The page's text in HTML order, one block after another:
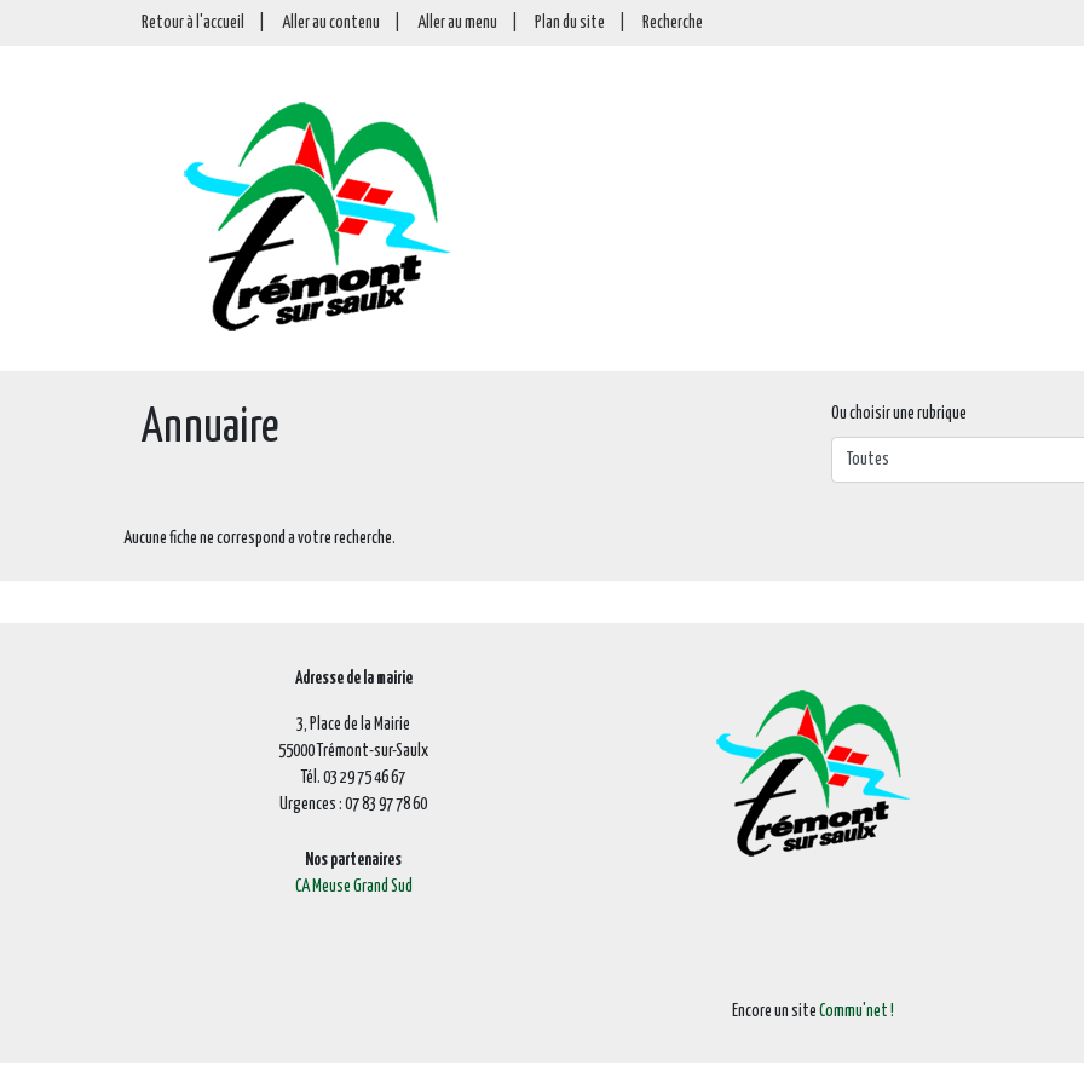
Retour à l'accueil Aller au contenu Aller au menu Plan du site Recherche
Annuaire Ou choisir une rubrique
Aucune fiche ne correspond a votre recherche.
Adresse de la mairie
3, Place de la Mairie
55000 Trémont-sur-Saulx
Tél. 03 29 75 46 67
Urgences : 07 83 97 78 60
Nos partenaires
CA Meuse Grand Sud
Encore un site Commu'net !